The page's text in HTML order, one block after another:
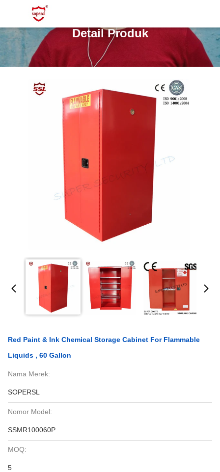
Detail Produk
Red Paint & Ink Chemical Storage Cabinet For Flammable
Liquids , 60 Gallon
Nama Merek:
SOPERSL
Nomor Model:
SSMR100060P
MOQ:
5